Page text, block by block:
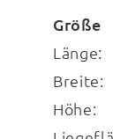
Größe
Länge:
Breite:
Höhe: